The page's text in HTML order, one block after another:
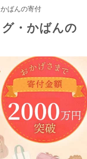
ばんの寄付
・かばんの